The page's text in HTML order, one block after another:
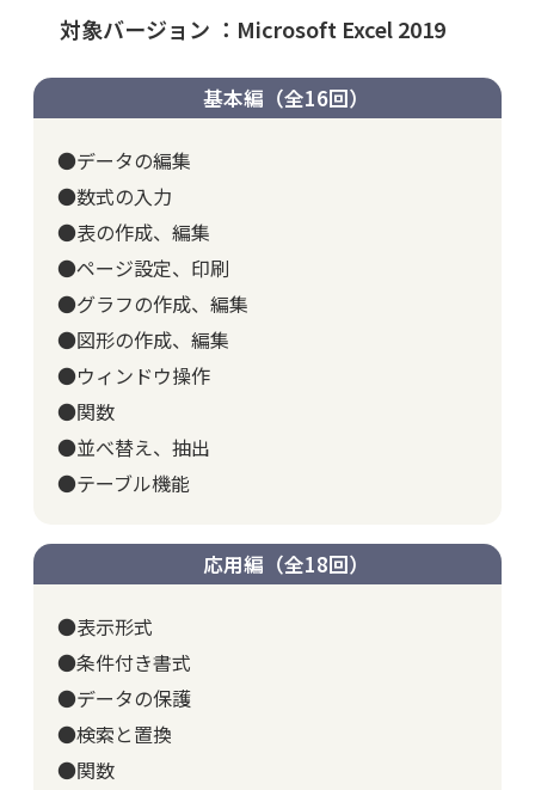
対象バージョン ：Microsoft Excel 2019
基本編（全16回）
●データの編集
●数式の入力
●表の作成、編集
●ページ設定、印刷
●グラフの作成、編集
●図形の作成、編集
●ウィンドウ操作
●関数
●並べ替え、抽出
●テーブル機能
応用編（全18回）
●表示形式
●条件付き書式
●データの保護
●検索と置換
●関数